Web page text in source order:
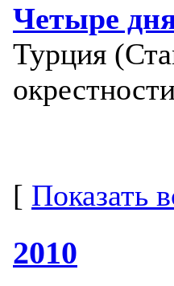
Четыре
Турция
[ Показать
2010